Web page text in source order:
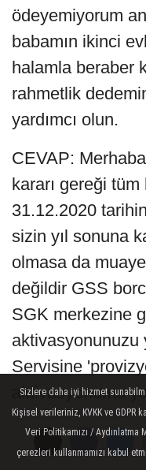
ödeyemiyorum
babamın ikinci
halamla beraber
rahmetlik
yardımcı olun.
CEVAP:
kararı gereği
31.12.2020
sizin yıl sonuna
olmasa da
değildir GSS
SGK merkezine
aktivasyonunuzu
Servisine
aktivasyonumu
yardımcı olurlar.
01/01/1980
Sizlere daha iyi hizmet
Kişisel verileriniz, KVKK ve GDPR
Veri Politikamızı /
çerezleri kullanmamızı kabul